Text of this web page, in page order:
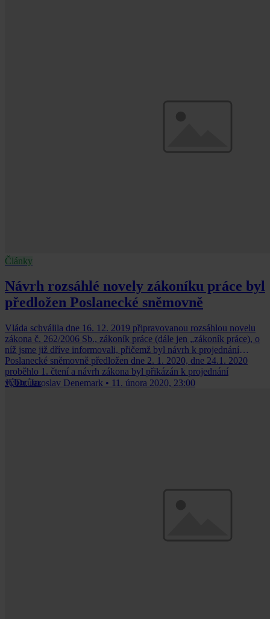
Články
Návrh rozsáhlé novely zákoníku práce byl
předložen Poslanecké sněmovně
Vláda schválila dne 16. 12. 2019 připravovanou rozsáhlou novelu
zákona č. 262/2006 Sb., zákoník práce (dále jen „zákoník práce), o
níž jsme již dříve informovali, přičemž byl návrh k projednání
Poslanecké sněmovně předložen dne 2. 1. 2020, dne 24.1. 2020
proběhlo 1. čtení a návrh zákona byl přikázán k projednání
výborům.
JUDr. Jaroslav Denemark • 11. února 2020, 23:00